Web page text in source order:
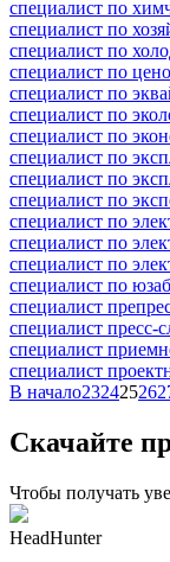
специалист по
специалист по
специалист по
специалист по
специалист по
специалист по
специалист по
специалист по
специалист по
специалист по
специалист по
специалист по
специалист по
специалист по
специалист
специалист пресс-
специалист
специалист
В начало23242526
Скачайте
Чтобы получать
HeadHunter